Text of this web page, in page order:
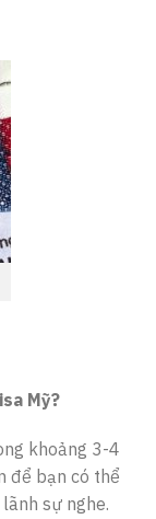
Mỹ?
khoảng 3-4
để bạn có thể
sự nghe.